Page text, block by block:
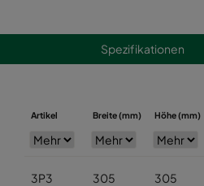
Spezifikationen
Artikel Breite (mm) Höhe (mm)
3P3 305 305